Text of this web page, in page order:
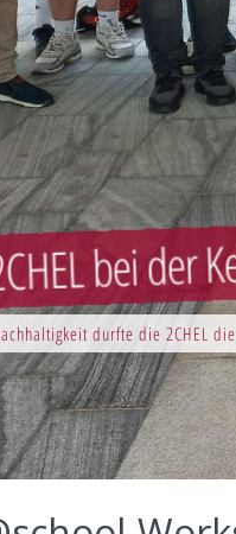
durfte die 2CHEL
bei der